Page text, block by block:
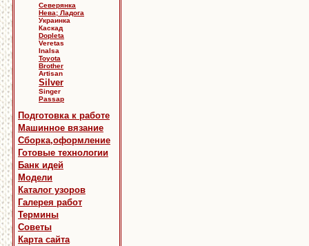
Северянка
Нева; Ладога
Украинка
Каскад
Dopleta
Veretas
Inalsa
Toyota
Brother
Artisan
Silver
Singer
Passap
Подготовка к работе
Машинное вязание
Сборка,оформление
Готовые технологии
Банк идей
Модели
Каталог узоров
Галерея работ
Термины
Советы
Карта сайта